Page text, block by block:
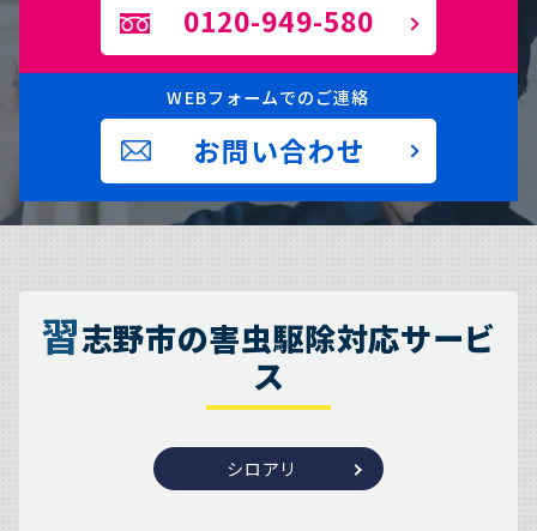
0120-949-580
WEBフォームでのご連絡
お問い合わせ
習志野市の害虫駆除対応サービ
ス
シロアリ